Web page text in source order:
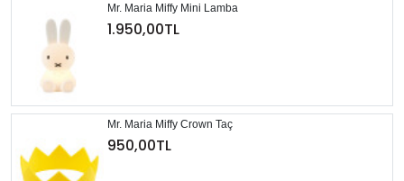
Mr. Maria Miffy Mini Lamba
1.950,00TL
Mr. Maria Miffy Crown Taç
950,00TL